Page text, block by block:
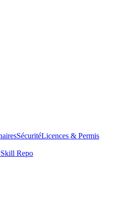
SécuritéLicences & Permis
Repo